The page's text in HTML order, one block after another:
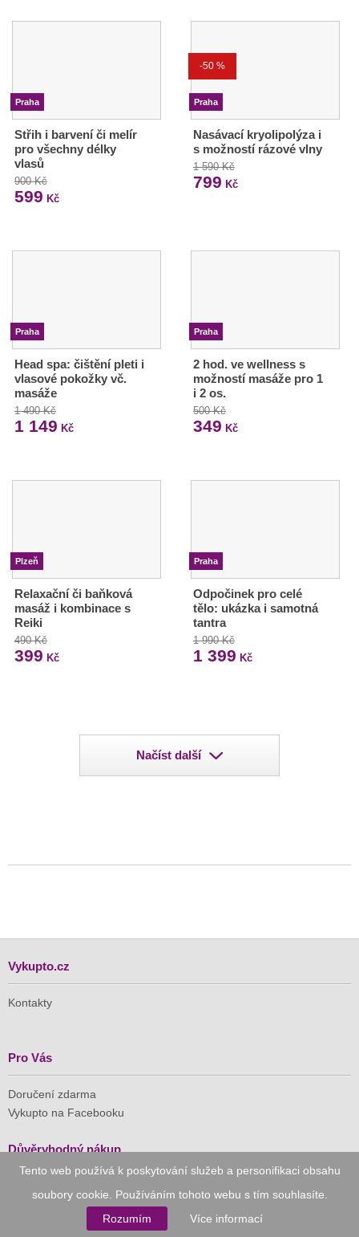
Tento web používá k poskytování služeb a personifikaci obsahu
soubory cookie. Používáním tohoto webu s tím souhlasíte.
Rozumím
Více informací
Praha
Střih i barvení či melír
pro všechny délky
vlasů
900 Kč
599 Kč
-50 %
Praha
Nasávací kryolipolýza i
s možností rázové vlny
1 590 Kč
799 Kč
Praha
Head spa: čištění pleti i
vlasové pokožky vč.
masáže
1 490 Kč
1 149 Kč
Praha
2 hod. ve wellness s
možností masáže pro 1
i 2 os.
500 Kč
349 Kč
Plzeň
Relaxační či baňková
masáž i kombinace s
Reiki
490 Kč
399 Kč
Praha
Odpočinek pro celé
tělo: ukázka i samotná
tantra
1 990 Kč
1 399 Kč
Načíst další
Vykupto.cz
Kontakty
Pro Vás
Doručení zdarma
Vykupto na Facebooku
Důvěryhodný nákup
Naše společnost je členem Asociace pro elektronickou
komerci (APEK)